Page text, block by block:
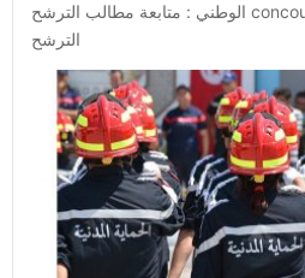
الوطني : متابعة مطالب الترشح concours tunisie متابعة مطالب
الترشح